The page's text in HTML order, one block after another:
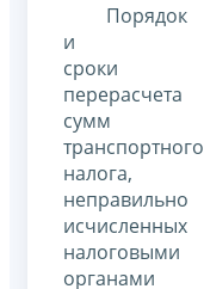
Порядок
и
сроки
перерасчета
сумм
транспортного
налога,
неправильно
исчисленных
налоговыми
органами